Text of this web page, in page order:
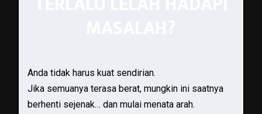
Anda tidak harus kuat sendirian.
Jika semuanya terasa berat, mungkin ini saatnya
berhenti sejenak… dan mulai menata arah.